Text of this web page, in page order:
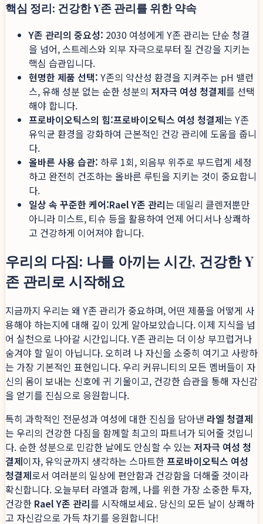
핵심 정리: 건강한 Y존 관리를 위한 약속
Y존 관리의 중요성: 2030 여성에게 Y존 관리는 단순 청결
을 넘어, 스트레스와 외부 자극으로부터 질 건강을 지키는
핵심 습관입니다.
현명한 제품 선택: Y존의 약산성 환경을 지켜주는 pH 밸런
스, 유해 성분 없는 순한 성분의 저자극 여성 청결제를 선택
해야 합니다.
프로바이오틱스의 힘:프로바이오틱스 여성 청결제는 Y존
유익균 환경을 강화하여 근본적인 건강 관리에 도움을 줍니
다.
올바른 사용 습관: 하루 1회, 외음부 위주로 부드럽게 세정
하고 완전히 건조하는 올바른 루틴을 지키는 것이 중요합니
다.
일상 속 꾸준한 케어:Rael Y존 관리는 데일리 클렌저뿐만
아니라 미스트, 티슈 등을 활용하여 언제 어디서나 상쾌하
고 건강하게 이어져야 합니다.
우리의 다짐: 나를 아끼는 시간, 건강한 Y
존 관리로 시작해요
지금까지 우리는 왜 Y존 관리가 중요하며, 어떤 제품을 어떻게 사
용해야 하는지에 대해 깊이 있게 알아보았습니다. 이제 지식을 넘
어 실천으로 나아갈 시간입니다. Y존 관리는 더 이상 부끄럽거나
숨겨야 할 일이 아닙니다. 오히려 나 자신을 소중히 여기고 사랑하
는 가장 기본적인 표현입니다. 우리 커뮤니티의 모든 멤버들이 자
신의 몸이 보내는 신호에 귀 기울이고, 건강한 습관을 통해 자신감
을 얻기를 진심으로 응원합니다.
특히 과학적인 전문성과 여성에 대한 진심을 담아낸 라엘 청결제
는 우리의 건강한 다짐을 함께할 최고의 파트너가 되어줄 것입니
다. 순한 성분으로 민감한 날에도 안심할 수 있는 저자극 여성 청
결제이자, 유익균까지 생각하는 스마트한프로바이오틱스 여성
청결제로서 여러분의 일상에 편안함과 건강함을 더해줄 것이라
확신합니다. 오늘부터 라엘과 함께, 나를 위한 가장 소중한 투자,
건강한 Rael Y존 관리를 시작해보세요. 당신의 모든 날이 상쾌하
고 자신감으로 가득 차기를 응원합니다!